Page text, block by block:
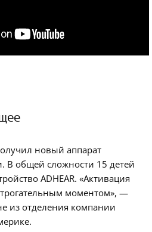
новый аппарат
В общей сложности 15 детей
ADHEAR. «Активация
моментом», —
из отделения компании